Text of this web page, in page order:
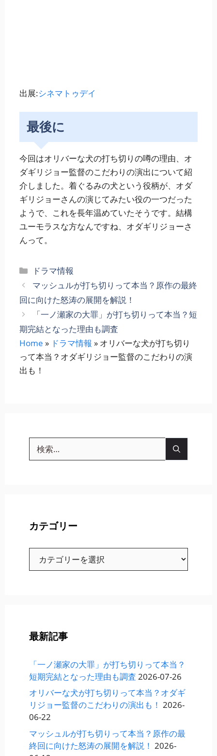
出展:シネマトゥデイ
最後に
今回はオリバーな犬の打ち切りの噂の理由、オ
ダギリジョー監督のこだわりの演出について紹
介しました。着ぐるみの犬という役柄が、オダ
ギリジョーさんの演じてみたい役の一つだった
ようで、これを長年温めていたそうです。結構
ユーモラスな方なんですね、オダギリジョーさ
んって。
カ
テ
ゴ
リ
ー
ドラマ情報
マッシュルが打ち切りって本当？原作の最終
回に向けた怒涛の展開を解説！
「一ノ瀬家の大罪」が打ち切りって本当？短
期完結となった理由も調査
Home » ドラマ情報 » オリバーな犬が打ち切り
って本当？オダギリジョー監督のこだわりの演
出も！
索:
カテゴリー
最新記事
「一ノ瀬家の大罪」が打ち切りって本当？
短期完結となった理由も調査 2026-07-26
オリバーな犬が打ち切りって本当？オダギ
リジョー監督のこだわりの演出も！ 2026-
06-22
マッシュルが打ち切りって本当？原作の最
終回に向けた怒涛の展開を解説！ 2026-